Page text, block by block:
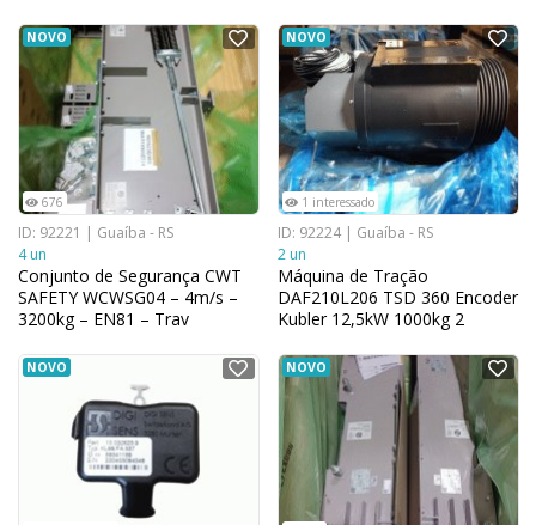
NOVO
676
ID: 92221 | Guaíba - RS
4 un
Conjunto de Segurança CWT
SAFETY WCWSG04 – 4m/s –
3200kg – EN81 – Trav
NOVO
1 interessado
ID: 92224 | Guaíba - RS
2 un
Máquina de Tração
DAF210L206 TSD 360 Encoder
Kubler 12,5kW 1000kg 2
NOVO NOVO